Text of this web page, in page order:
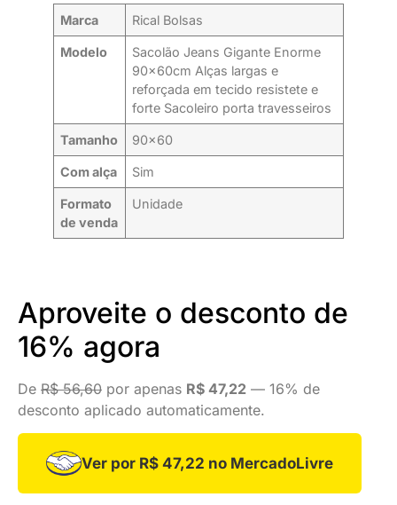
Marca Rical Bolsas
Modelo
Sacolão Jeans Gigante Enorme
90x60cm Alças largas e
reforçada em tecido resistete e
forte Sacoleiro porta travesseiros
Tamanho 90×60
Com alça Sim
Formato
de venda
Unidade
Aproveite o desconto de
16% agora
De R$ 56,60 por apenas R$ 47,22 — 16% de
desconto aplicado automaticamente.
Ver por R$ 47,22 no MercadoLivre